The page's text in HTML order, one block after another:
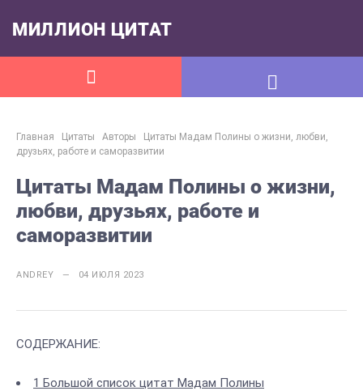
МИЛЛИОН ЦИТАТ
Главная Цитаты Авторы
Цитаты Мадам Полины о жизни, любви,
друзьях, работе и саморазвитии
Цитаты Мадам Полины о жизни,
любви, друзьях, работе и
саморазвитии
ANDREY — 04 ИЮЛЯ 2023
СОДЕРЖАНИЕ:
1 Большой список цитат Мадам Полины